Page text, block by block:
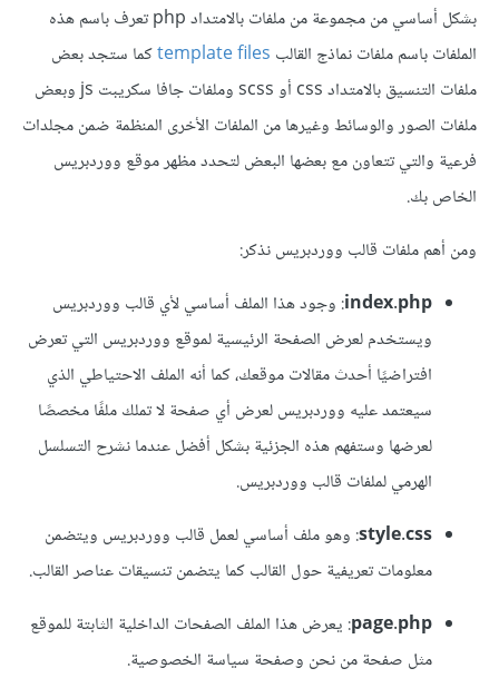
بشكل أساسي من مجموعة من ملفات بالامتداد php تعرف باسم هذه
الملفات باسم ملفات نماذج القالب template filesكما ستجد بعض
ملفات التنسيق بالامتداد css أو scss وملفات جافا سكريبت js وبعض
ملفات الصور والوسائط وغيرها من الملفات الأخرى المنظمة ضمن مجلدات
فرعية والتي تتعاون مع بعضها البعض لتحدد مظهر موقع ووردبريس
الخاص بك.
ومن أهم ملفات قالب ووردبريس نذكر:
index.php: وجود هذا الملف أساسي لأي قالب ووردبريس
ويستخدم لعرض الصفحة الرئيسية لموقع ووردبريس التي تعرض
افتراضيًا أحدث مقالات موقعك، كما أنه الملف الاحتياطي الذي
سيعتمد عليه ووردبريس لعرض أي صفحة لا تملك ملفًا مخصصًا
لعرضها وستفهم هذه الجزئية بشكل أفضل عندما نشرح التسلسل
الهرمي لملفات قالب ووردبريس.
style.css: وهو ملف أساسي لعمل قالب ووردبريس ويتضمن
معلومات تعريفية حول القالب كما يتضمن تنسيقات عناصر القالب.
page.php: يعرض هذا الملف الصفحات الداخلية الثابتة للموقع
مثل صفحة من نحن وصفحة سياسة الخصوصية.